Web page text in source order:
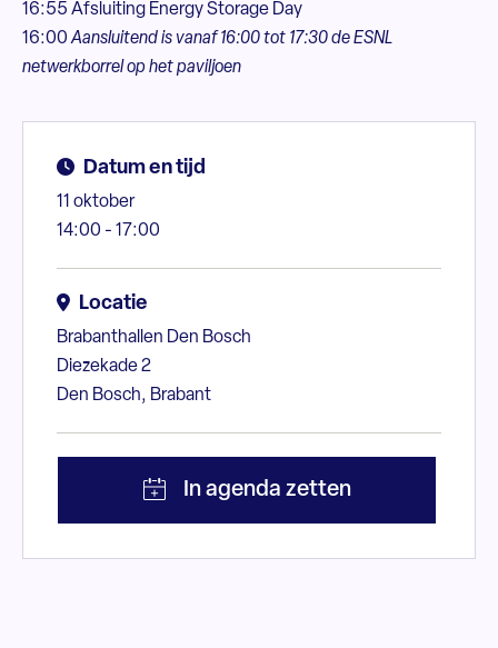
16:55 Afsluiting Energy Storage Day
16:00 Aansluitend is vanaf 16:00 tot 17:30 de ESNL
netwerkborrel op het paviljoen
Datum en tijd
11 oktober
14:00 - 17:00
Locatie
Brabanthallen Den Bosch
Diezekade 2
Den Bosch, Brabant